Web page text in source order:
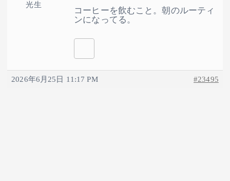
2026年6月25日 11:17 PM #23495
光生
コーヒーを飲むこと。朝のルーティ
ンになってる。